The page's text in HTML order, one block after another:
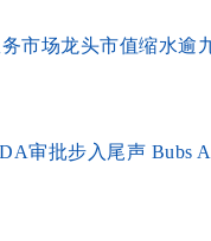
市场龙头市值缩水逾
审批步入尾声 Bubs